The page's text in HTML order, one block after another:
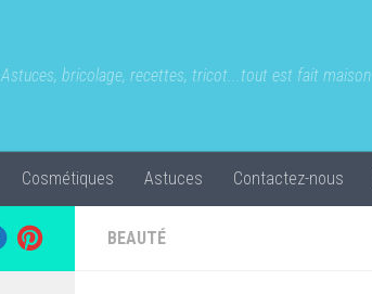
Astuces, bricolage, recettes, tricot...tout est fait maison
Cosmétiques Astuces Contactez-nous
BEAUTÉ